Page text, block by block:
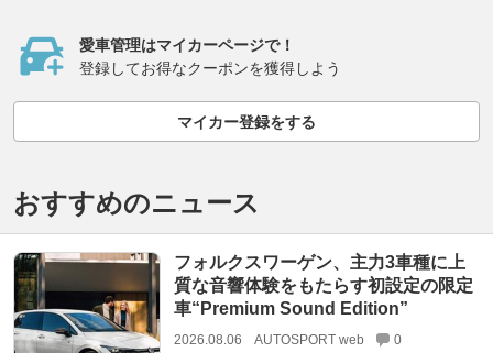
愛車管理はマイカーページで！
登録してお得なクーポンを獲得しよう
マイカー登録をする
おすすめのニュース
フォルクスワーゲン、主力3車種に上
質な音響体験をもたらす初設定の限定
車“Premium Sound Edition”
2026.08.06 AUTOSPORT web 0